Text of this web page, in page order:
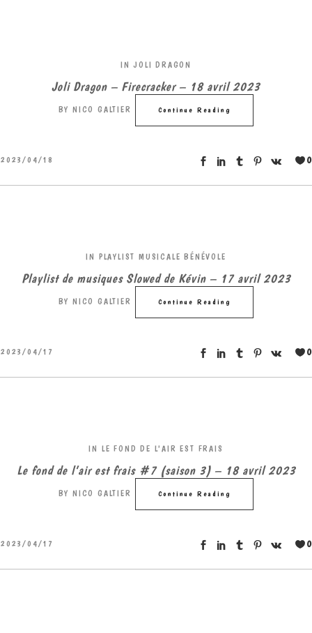
IN JOLI DRAGON
Joli Dragon – Firecracker – 18 avril 2023
BY NICO GALTIER Continue Reading
2023/04/18 0
IN PLAYLIST MUSICALE BÉNÉVOLE
Playlist de musiques Slowed de Kévin – 17 avril 2023
BY NICO GALTIER Continue Reading
2023/04/17 0
IN LE FOND DE L'AIR EST FRAIS
Le fond de l’air est frais #7 (saison 3) – 18 avril 2023
BY NICO GALTIER Continue Reading
2023/04/17 0